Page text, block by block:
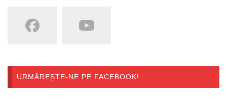
URMĂREȘTE-NE PE FACEBOOK!